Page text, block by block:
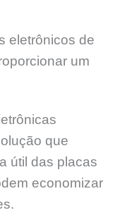
eletrônicos de
um
que
útil das placas
economizar